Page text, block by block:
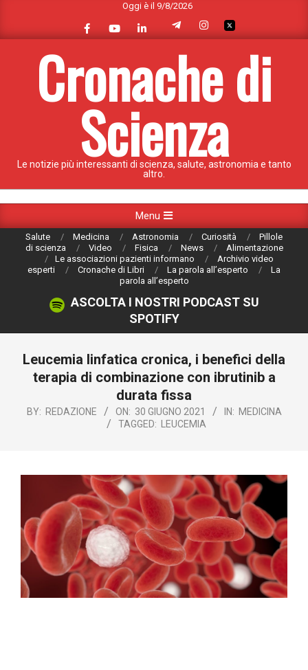
content
Oggi è il 9/8/2026
Cronache di
Scienza
Le notizie più interessanti di scienza, salute, astronomia e tanto
altro.
Navigation
Menu
Salute Medicina Astronomia Curiosità
Pillole
di scienza
Video Fisica News
Alimentazione
Le associazioni pazienti informano
Archivio video
esperti
Cronache di Libri La parola all’esperto
La
parola all’esperto
ASCOLTA I NOSTRI PODCAST SU
SPOTIFY
Leucemia linfatica cronica, i benefici della
terapia di combinazione con ibrutinib a
durata fissa
BY: REDAZIONE ON: 30 GIUGNO 2021 IN: MEDICINA
TAGGED: LEUCEMIA